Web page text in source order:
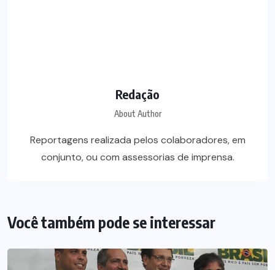
Redação
About Author
Reportagens realizada pelos colaboradores, em
conjunto, ou com assessorias de imprensa.
Você também pode se interessar